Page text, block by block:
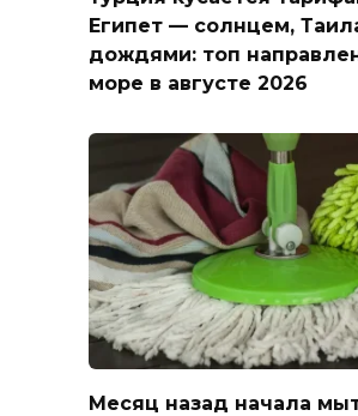
Египет — солнцем,
дождями: топ
море в августе 2026
Месяц назад начала